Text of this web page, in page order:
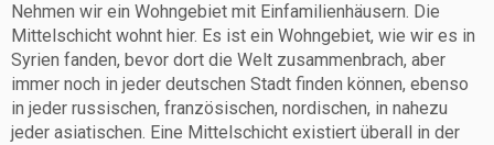
Nehmen wir ein Wohngebiet mit Einfamilienhäusern. Die
Mittelschicht wohnt hier. Es ist ein Wohngebiet, wie wir es in
Syrien fanden, bevor dort die Welt zusammenbrach, aber
immer noch in jeder deutschen Stadt finden können, ebenso
in jeder russischen, französischen, nordischen, in nahezu
jeder asiatischen. Eine Mittelschicht existiert überall in der